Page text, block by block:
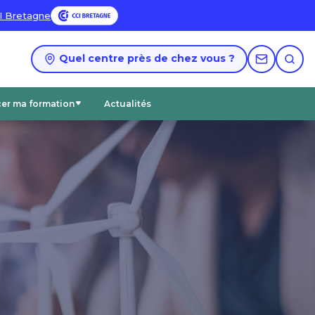
Bretagne
Quel centre près de chez vous ?
ma formation Actualités
Accéder aux catalogues PDF